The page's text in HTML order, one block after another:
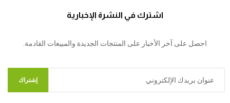
اشترك في النشرة الإخبارية
احصل على آخر الأخبار على المنتجات الجديدة والمبيعات القادمة.
إشتراك